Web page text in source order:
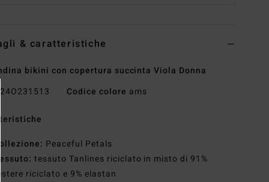
& caratteristiche
bikini con copertura succinta Viola Donna
24O231513 Codice colore ams
Collezione: Peaceful Petals
Tessuto: tessuto Tanlines riciclato in misto di 91%
riciclato e 9% elastan